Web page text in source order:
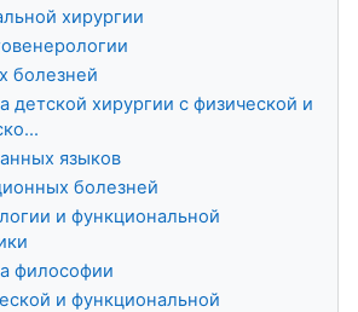
хирургии
болезней
детской хирургии с физической и
языков
болезней
и функциональной
философии
и функциональной